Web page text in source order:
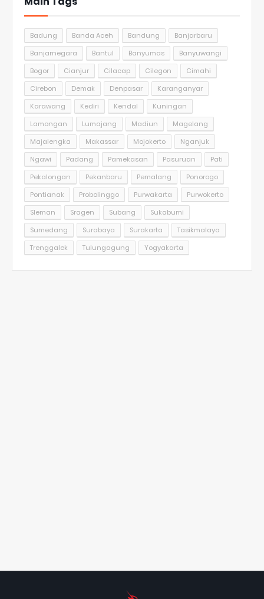
Badung Banda Aceh Bandung
Banjarbaru
Banjarnegara
Bantul Banyumas
Banyuwangi
Bogor
Cianjur Cilacap Cilegon
Cimahi
Cirebon
Demak Denpasar
Karanganyar
Karawang
Kediri Kendal
Kuningan
Lamongan
Lumajang Madiun
Magelang
Majalengka
Makassar Mojokerto
Nganjuk
Ngawi
Padang Pamekasan Pasuruan
Pati
Pekalongan
Pekanbaru Pemalang
Ponorogo
Pontianak
Probolinggo Purwakarta
Purwokerto
Sleman
Sragen Subang
Sukabumi
Sumedang
Surabaya Surakarta
Tasikmalaya
Trenggalek
Tulungagung Yogyakarta